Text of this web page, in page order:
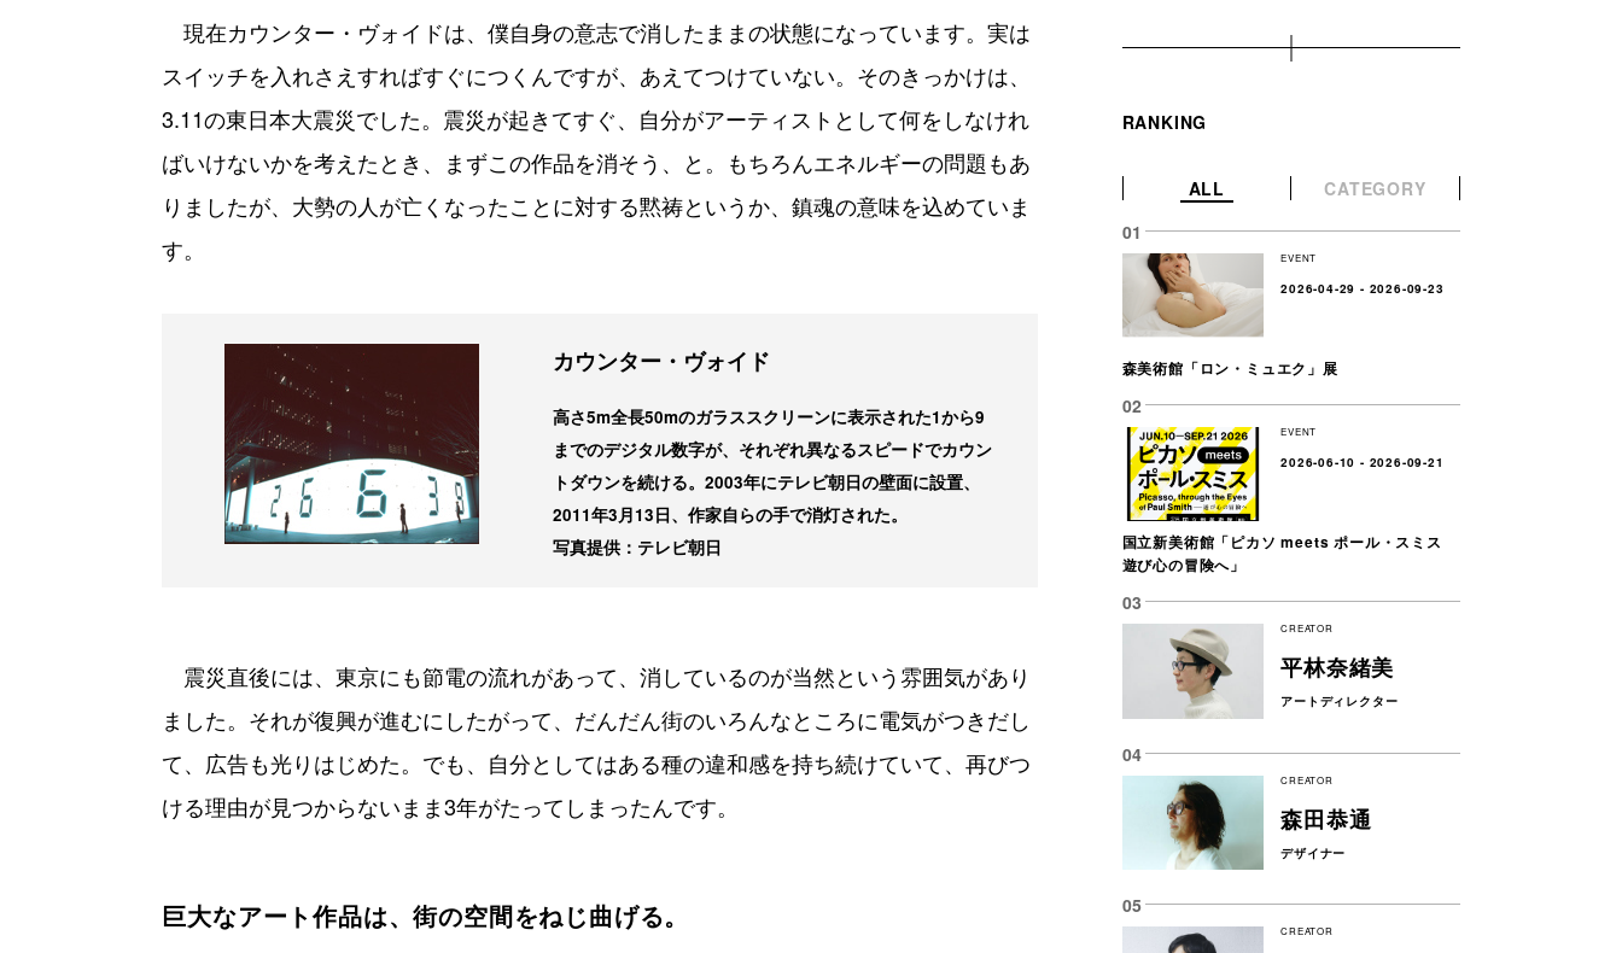
現在カウンター・ヴォイドは、僕自身の意志で消したままの状態になっています。実は
スイッチを入れさえすればすぐにつくんですが、あえてつけていない。そのきっかけは、
3.11の東日本大震災でした。震災が起きてすぐ、自分がアーティストとして何をしなけれ
ばいけないかを考えたとき、まずこの作品を消そう、と。もちろんエネルギーの問題もあ
りましたが、大勢の人が亡くなったことに対する黙祷というか、鎮魂の意味を込めていま
す。
カウンター・ヴォイド
高さ5m全長50mのガラススクリーンに表示された1から9
までのデジタル数字が、それぞれ異なるスピードでカウン
トダウンを続ける。2003年にテレビ朝日の壁面に設置、
2011年3月13日、作家自らの手で消灯された。
写真提供：テレビ朝日
震災直後には、東京にも節電の流れがあって、消しているのが当然という雰囲気があり
ました。それが復興が進むにしたがって、だんだん街のいろんなところに電気がつきだし
て、広告も光りはじめた。でも、自分としてはある種の違和感を持ち続けていて、再びつ
ける理由が見つからないまま3年がたってしまったんです。
巨大なアート作品は、街の空間をねじ曲げる。
RANKING
ALL CATEGORY
EVENT
2026-04-29 - 2026-09-23
森美術館「ロン・ミュエク」展
EVENT
2026-06-10 - 2026-09-21
国立新美術館「ピカソ meets ポール・スミス
遊び心の冒険へ」
CREATOR
平林奈緒美
アートディレクター
CREATOR
森田恭通
デザイナー
CREATOR